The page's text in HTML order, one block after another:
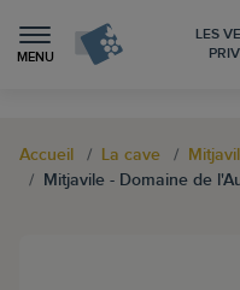
MENU
LES
Accueil La cave
Mitjavile - Domaine de